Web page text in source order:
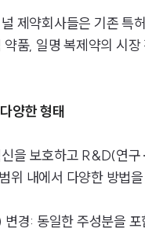
제약회사들은 기존 특
약품, 일명 복제약의 시
양한 형태
을 보호하고 R&D(연
위 내에서 다양한 방법
: 동일한 주성분을 포